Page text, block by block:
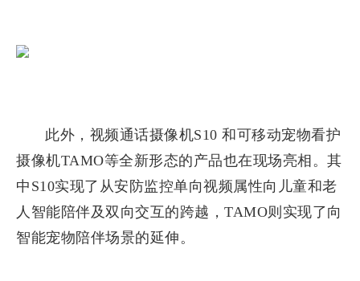
此外，视频通话摄像机S10 和可移动宠物看护
摄像机TAMO等全新形态的产品也在现场亮相。其
中S10实现了从安防监控单向视频属性向儿童和老
人智能陪伴及双向交互的跨越，TAMO则实现了向
智能宠物陪伴场景的延伸。